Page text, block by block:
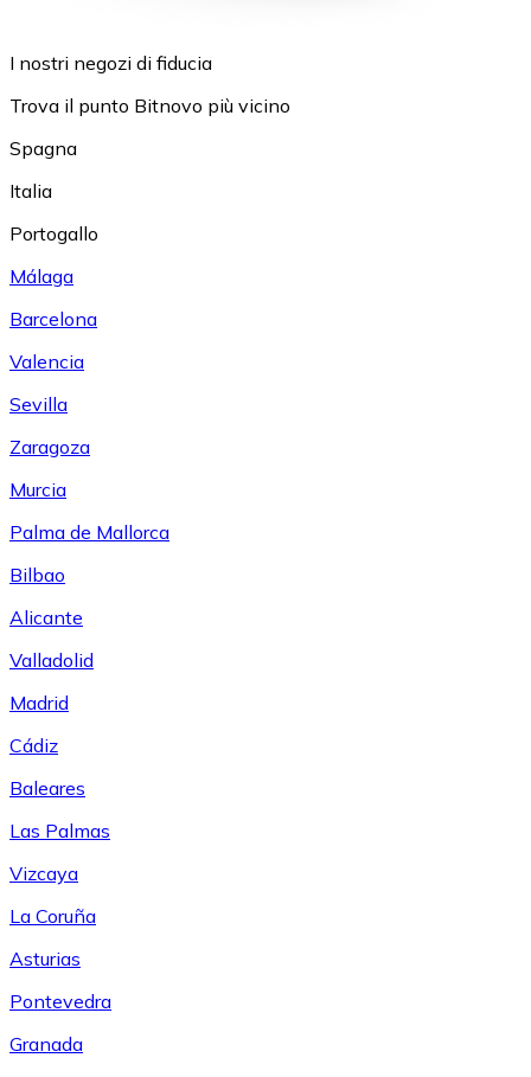
I nostri negozi di fiducia
Trova il punto Bitnovo più vicino
Spagna
Italia
Portogallo
Málaga
Barcelona
Valencia
Sevilla
Zaragoza
Murcia
Palma de Mallorca
Bilbao
Alicante
Valladolid
Madrid
Cádiz
Baleares
Las Palmas
Vizcaya
La Coruña
Asturias
Pontevedra
Granada